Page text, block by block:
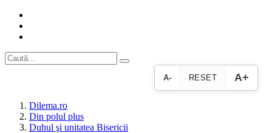
A- RESET A+
Dilema.ro
Din polul plus
Duhul şi unitatea Bisericii